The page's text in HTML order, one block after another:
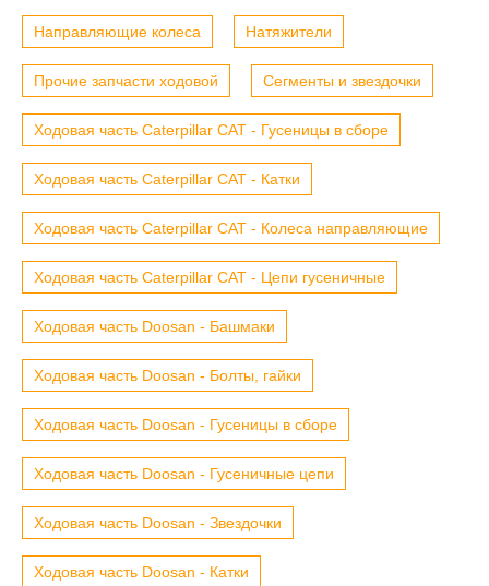
Направляющие колеса Натяжители
Прочие запчасти ходовой Сегменты и звездочки
Ходовая часть Caterpillar CAT - Гусеницы в сборе
Ходовая часть Caterpillar CAT - Катки
Ходовая часть Caterpillar CAT - Колеса направляющие
Ходовая часть Caterpillar CAT - Цепи гусеничные
Ходовая часть Doosan - Башмаки
Ходовая часть Doosan - Болты, гайки
Ходовая часть Doosan - Гусеницы в сборе
Ходовая часть Doosan - Гусеничные цепи
Ходовая часть Doosan - Звездочки
Ходовая часть Doosan - Катки